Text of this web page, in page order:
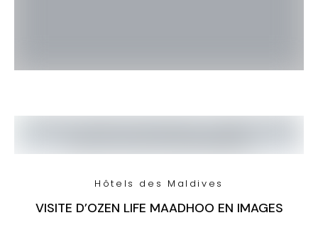
Hôtels des Maldives
VISITE D’OZEN LIFE MAADHOO EN IMAGES